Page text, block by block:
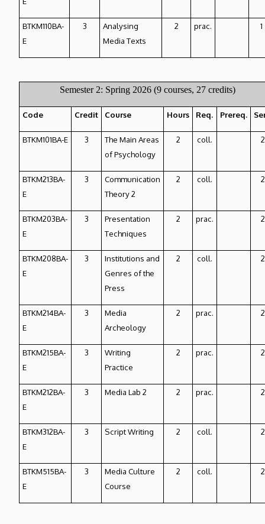
BTKM110BA-
E
3
Analysing
Media Texts
2 prac. 1
Semester 2: Spring 2026 (9 courses, 27 credits)
Code Credit Course Hours Req. Prereq.
BTKM101BA-E 3
The Main Areas
of Psychology
2 coll. 2
BTKM213BA-
E
3
Communication
Theory 2
2 coll. 2
BTKM203BA-
E
3
Presentation
Techniques
2 prac. 2
BTKM208BA-
E
3
Institutions and
Genres of the
Press
2 coll. 2
BTKM214BA-
E
3
Media
Archeology
2 prac. 2
BTKM215BA-
E
3
Writing
Practice
2 prac. 2
BTKM212BA-
E
3 Media Lab 2 2 prac. 2
BTKM312BA-
E
3 Script Writing 2 coll. 2
BTKM515BA-
E
3
Media Culture
Course
2 coll. 2